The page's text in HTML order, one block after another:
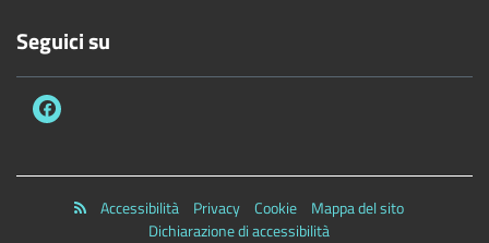
Seguici su
Accessibilità Privacy Cookie
Mappa del sito
Dichiarazione di accessibilità